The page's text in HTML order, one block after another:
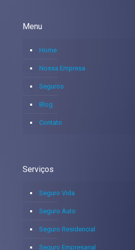
Menu
Home
Nossa Empresa
Seguros
Blog
Contato
Serviços
Seguro Vida
Seguro Auto
Seguro Residencial
Seguro Empresarial